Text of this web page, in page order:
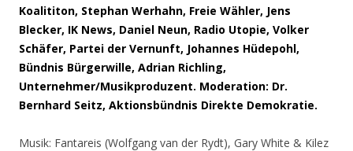
Koalititon, Stephan Werhahn, Freie Wähler, Jens
Blecker, IK News, Daniel Neun, Radio Utopie, Volker
Schäfer, Partei der Vernunft, Johannes Hüdepohl,
Bündnis Bürgerwille, Adrian Richling,
Unternehmer/Musikproduzent. Moderation: Dr.
Bernhard Seitz, Aktionsbündnis Direkte Demokratie.
Musik: Fantareis (Wolfgang van der Rydt), Gary White & Kilez